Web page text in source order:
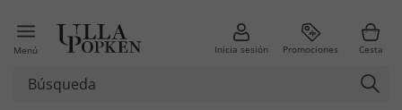
Menú Inicia sesión Promociones Cesta